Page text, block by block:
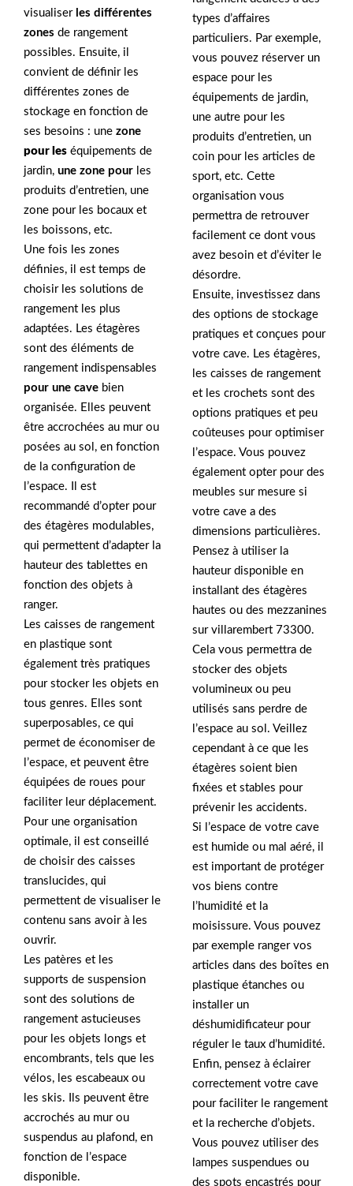
visualiser les différentes
zones de rangement
possibles. Ensuite, il
convient de définir les
différentes zones de
stockage en fonction de
ses besoins : une zone
pour les équipements de
jardin, une zone pour les
produits d’entretien, une
zone pour les bocaux et
les boissons, etc.
Une fois les zones
définies, il est temps de
choisir les solutions de
rangement les plus
adaptées. Les étagères
sont des éléments de
rangement indispensables
pour une cave bien
organisée. Elles peuvent
être accrochées au mur ou
posées au sol, en fonction
de la configuration de
l’espace. Il est
recommandé d’opter pour
des étagères modulables,
qui permettent d’adapter la
hauteur des tablettes en
fonction des objets à
ranger.
Les caisses de rangement
en plastique sont
également très pratiques
pour stocker les objets en
tous genres. Elles sont
superposables, ce qui
permet de économiser de
l’espace, et peuvent être
équipées de roues pour
faciliter leur déplacement.
Pour une organisation
optimale, il est conseillé
de choisir des caisses
translucides, qui
permettent de visualiser le
contenu sans avoir à les
ouvrir.
Les patères et les
supports de suspension
sont des solutions de
rangement astucieuses
pour les objets longs et
encombrants, tels que les
vélos, les escabeaux ou
les skis. Ils peuvent être
accrochés au mur ou
suspendus au plafond, en
fonction de l’espace
disponible.
types d’affaires
particuliers. Par exemple,
vous pouvez réserver un
espace pour les
équipements de jardin,
une autre pour les
produits d’entretien, un
coin pour les articles de
sport, etc. Cette
organisation vous
permettra de retrouver
facilement ce dont vous
avez besoin et d’éviter le
désordre.
Ensuite, investissez dans
des options de stockage
pratiques et conçues pour
votre cave. Les étagères,
les caisses de rangement
et les crochets sont des
options pratiques et peu
coûteuses pour optimiser
l’espace. Vous pouvez
également opter pour des
meubles sur mesure si
votre cave a des
dimensions particulières.
Pensez à utiliser la
hauteur disponible en
installant des étagères
hautes ou des mezzanines
sur villarembert 73300.
Cela vous permettra de
stocker des objets
volumineux ou peu
utilisés sans perdre de
l’espace au sol. Veillez
cependant à ce que les
étagères soient bien
fixées et stables pour
prévenir les accidents.
Si l’espace de votre cave
est humide ou mal aéré, il
est important de protéger
vos biens contre
l’humidité et la
moisissure. Vous pouvez
par exemple ranger vos
articles dans des boîtes en
plastique étanches ou
installer un
déshumidificateur pour
réguler le taux d’humidité.
Enfin, pensez à éclairer
correctement votre cave
pour faciliter le rangement
et la recherche d’objets.
Vous pouvez utiliser des
lampes suspendues ou
des spots encastrés pour